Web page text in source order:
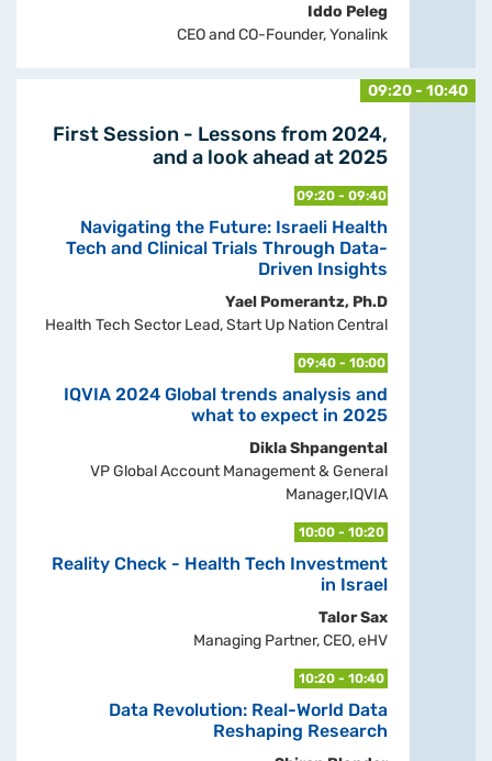
Iddo Peleg
CEO and CO-Founder, Yonalink
09:20 - 10:40
First Session - Lessons from 2024,
and a look ahead at 2025
09:20 - 09:40
Navigating the Future: Israeli Health
Tech and Clinical Trials Through Data-
Driven Insights
Yael Pomerantz, Ph.D
Health Tech Sector Lead, Start Up Nation Central
09:40 - 10:00
IQVIA 2024 Global trends analysis and
what to expect in 2025
Dikla Shpangental
VP Global Account Management & General
Manager,IQVIA
10:00 - 10:20
Reality Check - Health Tech Investment
in Israel
Talor Sax
Managing Partner, CEO, eHV
10:20 - 10:40
Data Revolution: Real-World Data
Reshaping Research